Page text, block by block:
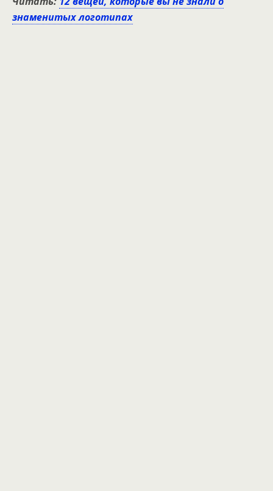
знаменитых логотипах